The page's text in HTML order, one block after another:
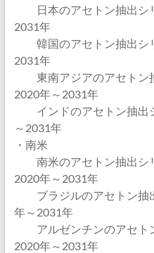
日本のアセトン抽出シ
2031年
韓国のアセトン抽出シ
2031年
東南アジアのアセトン
2020年～2031年
インドのアセトン抽出
～2031年
・南米
南米のアセトン抽出シ
2020年～2031年
ブラジルのアセトン抽
年～2031年
アルゼンチンのアセトン
2020年～2031年